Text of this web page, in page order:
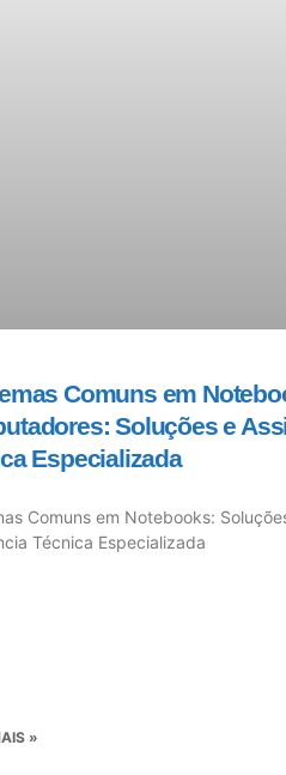
Comuns em
Soluções e
Especializada
Comuns em Notebooks:
Técnica Especializada
»